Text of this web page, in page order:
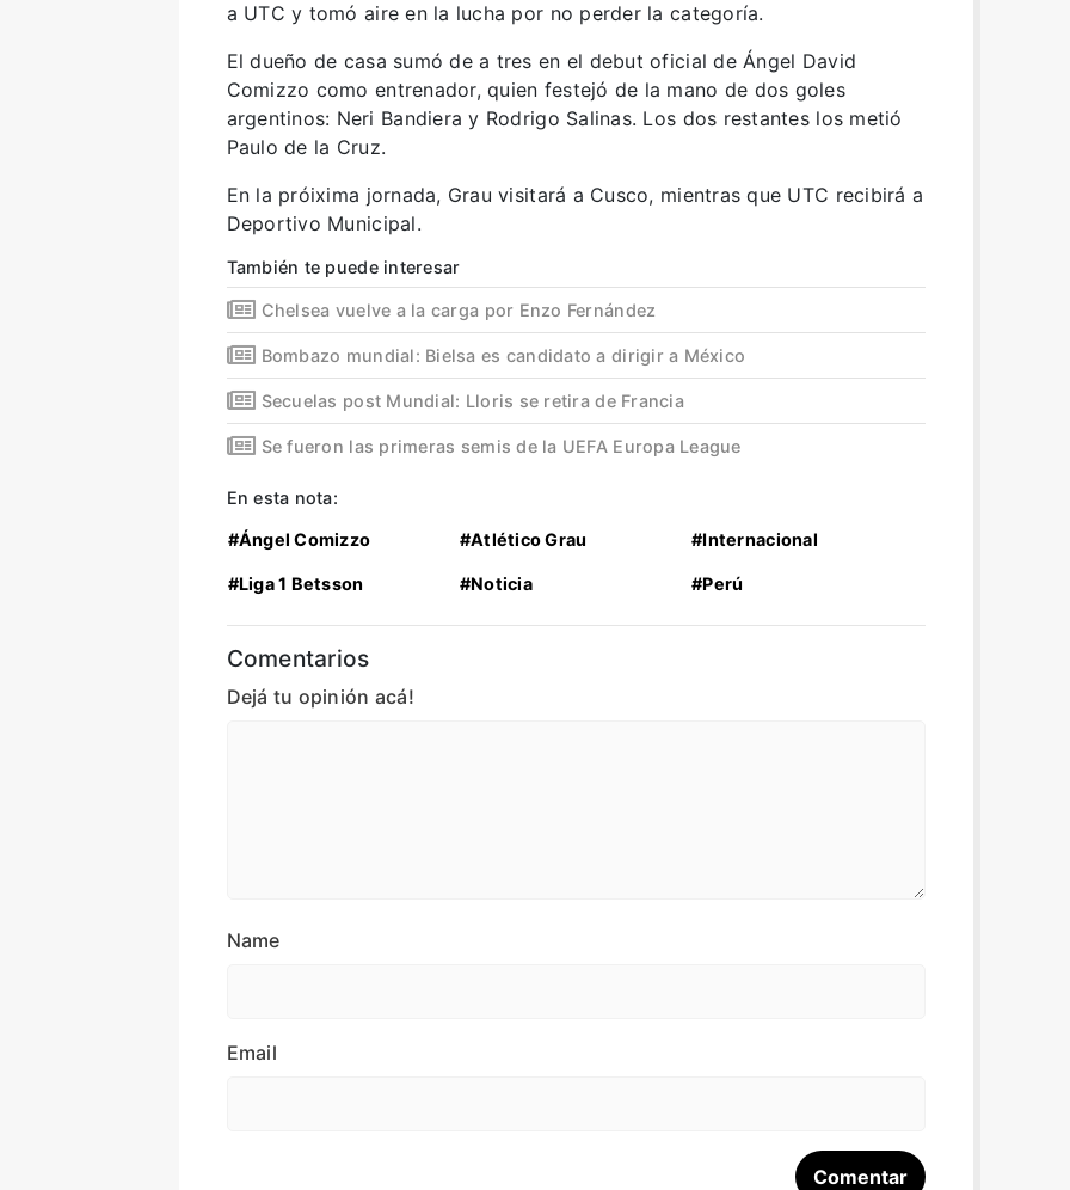
a UTC y tomó aire en la lucha por no perder la categoría.
El dueño de casa sumó de a tres en el debut oficial de Ángel David
Comizzo como entrenador, quien festejó de la mano de dos goles
argentinos: Neri Bandiera y Rodrigo Salinas. Los dos restantes los metió
Paulo de la Cruz.
En la próixima jornada, Grau visitará a Cusco, mientras que UTC recibirá a
Deportivo Municipal.
También te puede interesar
Chelsea vuelve a la carga por Enzo Fernández
Bombazo mundial: Bielsa es candidato a dirigir a México
Secuelas post Mundial: Lloris se retira de Francia
Se fueron las primeras semis de la UEFA Europa League
En esta nota:
#Ángel Comizzo #Atlético Grau #Internacional
#Liga 1 Betsson #Noticia #Perú
Comentarios
Dejá tu opinión acá!
Name
Email